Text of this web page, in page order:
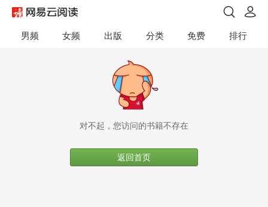
男频 女频 出版 分类 免费 排行
对不起，您访问的书籍不存在
返回首页